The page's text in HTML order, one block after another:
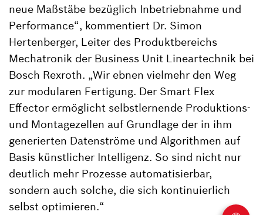
neue Maßstäbe bezüglich Inbetriebnahme und
Performance“, kommentiert Dr. Simon
Hertenberger, Leiter des Produktbereichs
Mechatronik der Business Unit Lineartechnik bei
Bosch Rexroth. „Wir ebnen vielmehr den Weg
zur modularen Fertigung. Der Smart Flex
Effector ermöglicht selbstlernende Produktions-
und Montagezellen auf Grundlage der in ihm
generierten Datenströme und Algorithmen auf
Basis künstlicher Intelligenz. So sind nicht nur
deutlich mehr Prozesse automatisierbar,
sondern auch solche, die sich kontinuierlich
selbst optimieren.“